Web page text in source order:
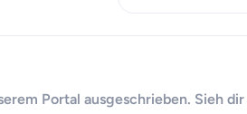
Portal ausgeschrieben. Sieh dir